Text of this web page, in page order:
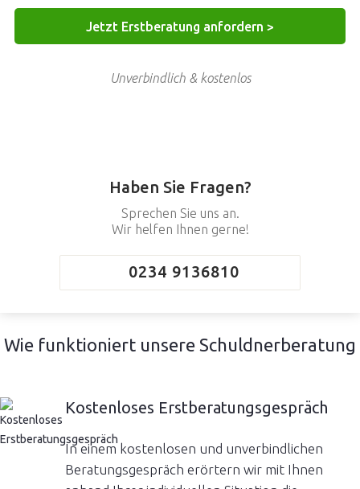
Unverbindlich & kostenlos
Haben Sie Fragen?
Sprechen Sie uns an.
Wir helfen Ihnen gerne!
0234 9136810
Wie funktioniert unsere Schuldnerberatung
Kostenloses Erstberatungsgespräch
In einem kostenlosen und unverbindlichen
Beratungsgespräch erörtern wir mit Ihnen